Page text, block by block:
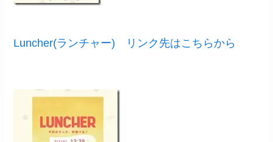
Luncher(ランチャー) リンク先はこちらから